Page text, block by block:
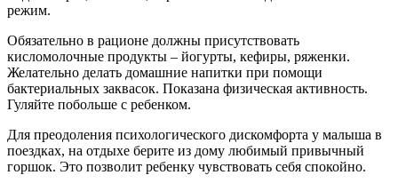
режим.
Обязательно в рационе должны присутствовать
кисломолочные продукты – йогурты, кефиры, ряженки.
Желательно делать домашние напитки при помощи
бактериальных заквасок. Показана физическая активность.
Гуляйте побольше с ребенком.
Для преодоления психологического дискомфорта у малыша в
поездках, на отдыхе берите из дому любимый привычный
горшок. Это позволит ребенку чувствовать себя спокойно.